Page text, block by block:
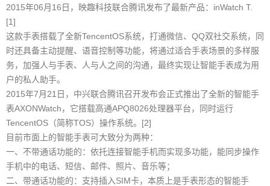
2015年06月16日，映趣科技联合腾讯发布了最新产品：inWatch T.
[1]
这款手表搭载了全新TencentOS系统，打通微信、QQ双社交系统，同
时还具备主动提醒、语音控制等功能，将通过适合手表场景的多样服
务，加强人与手表、人与人之间的沟通，最终实现让智能手表成为用
户的私人助手。
2015年7月21日，中兴联合腾讯召开发布会正式推出了全新的智能手
表AXONWatch，它搭载高通APQ8026处理器平台，同时运行
TencentOS（简称TOS）操作系统。[2]
目前市面上的智能手表可大致分为两种：
一、不带通话功能的：依托连接智能手机而实现多功能，能同步操作
手机中的电话、短信、邮件、照片、音乐等；
二、带通话功能的：支持插入SIM卡，本质上是手表形态的智能手